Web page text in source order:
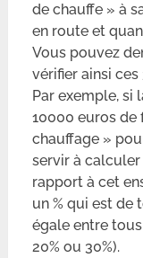
de chauffe » à
en route et
Vous pouvez
vérifier ainsi ces
Par exemple,
10000 euros de
chauffage »
servir à calculer
rapport à cet
un % qui est de
égale entre
20% ou 30%).